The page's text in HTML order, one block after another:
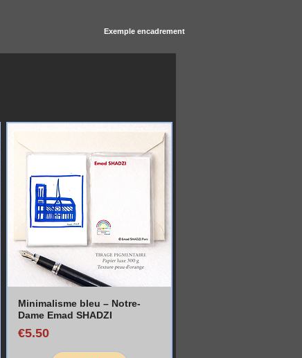
Exemple encadrement
Minimalisme bleu – Notre-
Dame Emad SHADZI
Price
€5.50